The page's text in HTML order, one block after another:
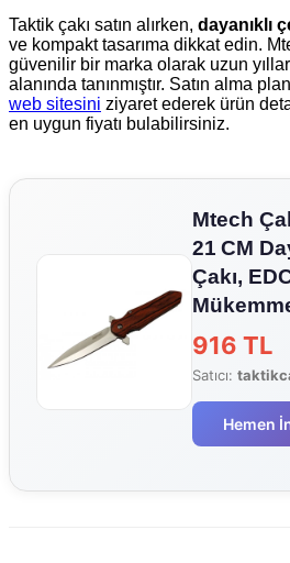
Taktik çakı satın alırken, dayanıklı
ve kompakt tasarıma dikkat edin.
güvenilir bir marka olarak uzun
alanında tanınmıştır. Satın alma
web sitesini ziyaret ederek ürün
en uygun fiyatı bulabilirsiniz.
Mtech
21 CM
Çakı,
916 TL
Satıcı:
Hemen